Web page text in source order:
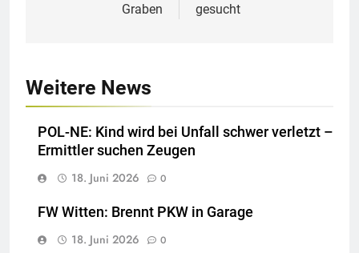
Graben
gesucht
Weitere News
POL-NE: Kind wird bei Unfall schwer verletzt –
Ermittler suchen Zeugen
18. Juni 2026
0
FW Witten: Brennt PKW in Garage
18. Juni 2026
0